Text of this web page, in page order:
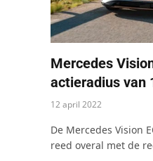
Mercedes
actieradius van
12 april 2022
De Mercedes Vision
reed overal met de